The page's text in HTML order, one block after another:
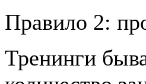
Правило 2:
Тренинги